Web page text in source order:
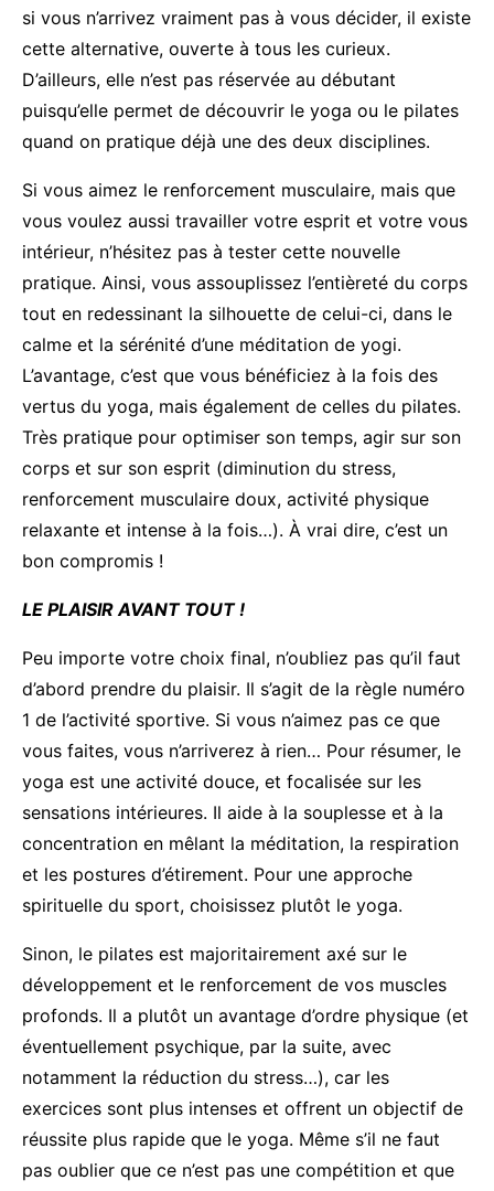
si vous n’arrivez vraiment pas à vous décider, il existe
cette alternative, ouverte à tous les curieux.
D’ailleurs, elle n’est pas réservée au débutant
puisqu’elle permet de découvrir le yoga ou le pilates
quand on pratique déjà une des deux disciplines.
Si vous aimez le renforcement musculaire, mais que
vous voulez aussi travailler votre esprit et votre vous
intérieur, n’hésitez pas à tester cette nouvelle
pratique. Ainsi, vous assouplissez l’entièreté du corps
tout en redessinant la silhouette de celui-ci, dans le
calme et la sérénité d’une méditation de yogi.
L’avantage, c’est que vous bénéficiez à la fois des
vertus du yoga, mais également de celles du pilates.
Très pratique pour optimiser son temps, agir sur son
corps et sur son esprit (diminution du stress,
renforcement musculaire doux, activité physique
relaxante et intense à la fois…). À vrai dire, c’est un
bon compromis !
LE PLAISIR AVANT TOUT !
Peu importe votre choix final, n’oubliez pas qu’il faut
d’abord prendre du plaisir. Il s’agit de la règle numéro
1 de l’activité sportive. Si vous n’aimez pas ce que
vous faites, vous n’arriverez à rien… Pour résumer, le
yoga est une activité douce, et focalisée sur les
sensations intérieures. Il aide à la souplesse et à la
concentration en mêlant la méditation, la respiration
et les postures d’étirement. Pour une approche
spirituelle du sport, choisissez plutôt le yoga.
Sinon, le pilates est majoritairement axé sur le
développement et le renforcement de vos muscles
profonds. Il a plutôt un avantage d’ordre physique (et
éventuellement psychique, par la suite, avec
notamment la réduction du stress…), car les
exercices sont plus intenses et offrent un objectif de
réussite plus rapide que le yoga. Même s’il ne faut
pas oublier que ce n’est pas une compétition et que